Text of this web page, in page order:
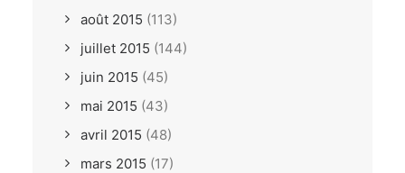
août 2015 (113)
juillet 2015 (144)
juin 2015 (45)
mai 2015 (43)
avril 2015 (48)
mars 2015 (17)